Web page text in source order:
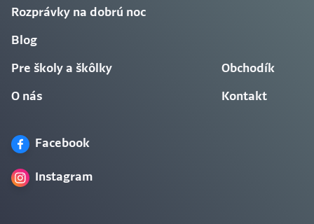
Rozprávky na dobrú noc
Blog
Pre školy a škôlky
O nás
Obchodík
Kontakt
Facebook
Instagram